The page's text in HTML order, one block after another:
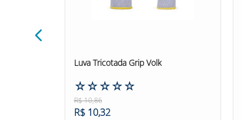
Luva Tricotada Grip Volk
☆☆☆☆☆
R$10,86
R$ 10,32